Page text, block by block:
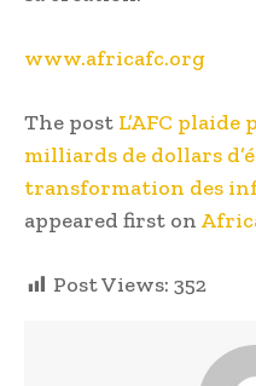
www.africafc.org
The post L’AFC
milliards de dollars
transformation des
appeared first on
Post Views: 352